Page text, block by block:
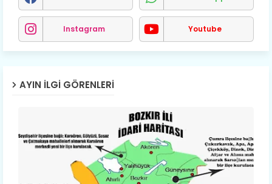
Instagram Youtube
AYIN İLGI GÖRENLERI